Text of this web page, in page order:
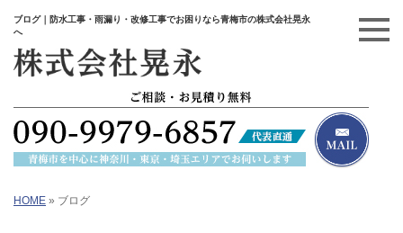
ブログ｜防水工事・雨漏り・改修工事でお困りなら青梅市の株式会社晃永
へ
HOME » ブログ